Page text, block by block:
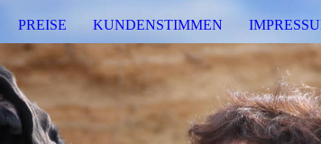
PREISE KUNDENSTIMMEN